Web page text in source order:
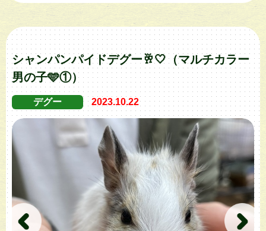
シャンパンパイドデグー🥂🤍（マルチカラー
男の子🩵①）
デグー 2023.10.22